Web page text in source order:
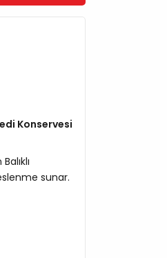
Konservesi
sunar.